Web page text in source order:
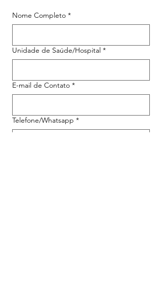
Nome Completo *
Unidade de Saúde/Hospital *
E-mail de Contato *
Telefone/Whatsapp *